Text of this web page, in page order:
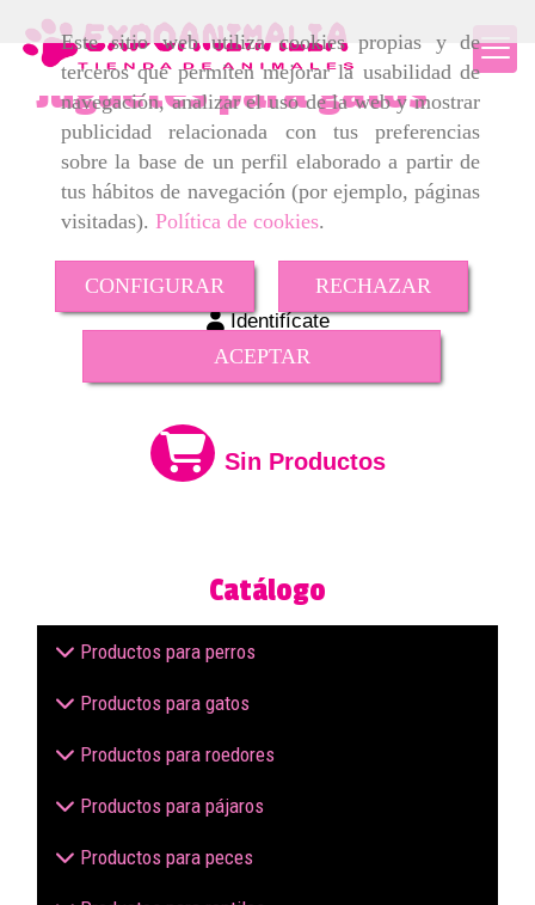
Este sitio web utiliza cookies propias y de
terceros que permiten mejorar la usabilidad de
navegación, analizar el uso de la web y mostrar
publicidad relacionada con tus preferencias
sobre la base de un perfil elaborado a partir de
tus hábitos de navegación (por ejemplo, páginas
visitadas). Política de cookies.
CONFIGURAR RECHAZAR
ACEPTAR
Juguetes para gatos
Identifícate
Sin Productos
Catálogo
Productos para perros
Productos para gatos
Productos para roedores
Productos para pájaros
Productos para peces